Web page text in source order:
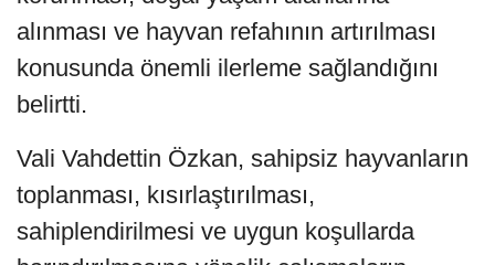
alınması ve hayvan refahının artırılması
konusunda önemli ilerleme sağlandığını
belirtti.
Vali Vahdettin Özkan, sahipsiz hayvanların
toplanması, kısırlaştırılması,
sahiplendirilmesi ve uygun koşullarda